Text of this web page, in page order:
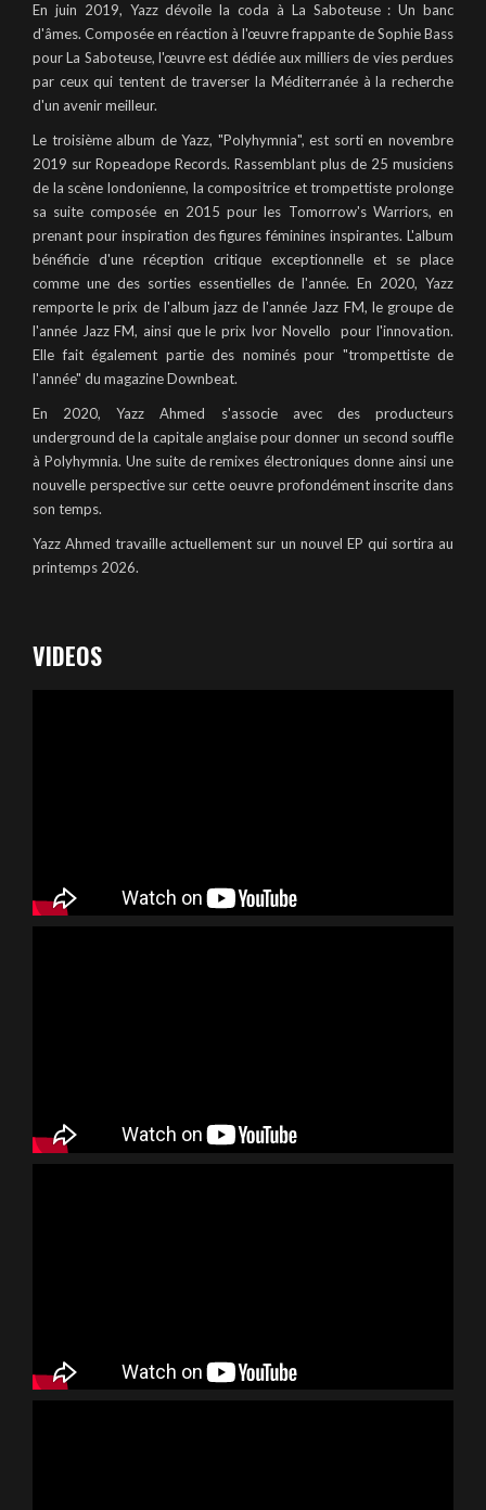
En juin 2019, Yazz dévoile la coda à La Saboteuse : Un banc
d'âmes. Composée en réaction à l'œuvre frappante de Sophie Bass
pour La Saboteuse, l'œuvre est dédiée aux milliers de vies perdues
par ceux qui tentent de traverser la Méditerranée à la recherche
d'un avenir meilleur.
Le troisième album de Yazz, "Polyhymnia", est sorti en novembre
2019 sur Ropeadope Records. Rassemblant plus de 25 musiciens
de la scène londonienne, la compositrice et trompettiste prolonge
sa suite composée en 2015 pour les Tomorrow's Warriors, en
prenant pour inspiration des figures féminines inspirantes. L'album
bénéficie d'une réception critique exceptionnelle et se place
comme une des sorties essentielles de l'année. En 2020, Yazz
remporte le prix de l'album jazz de l'année Jazz FM, le groupe de
l'année Jazz FM, ainsi que le prix Ivor Novello pour l'innovation.
Elle fait également partie des nominés pour "trompettiste de
l'année" du magazine Downbeat.
En 2020, Yazz Ahmed s'associe avec des producteurs
underground de la capitale anglaise pour donner un second souffle
à Polyhymnia. Une suite de remixes électroniques donne ainsi une
nouvelle perspective sur cette oeuvre profondément inscrite dans
son temps.
Yazz Ahmed travaille actuellement sur un nouvel EP qui sortira au
printemps 2026.
VIDEOS